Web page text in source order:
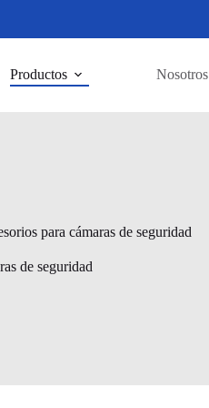
Productos Nosotros
para cámaras de seguridad
de seguridad